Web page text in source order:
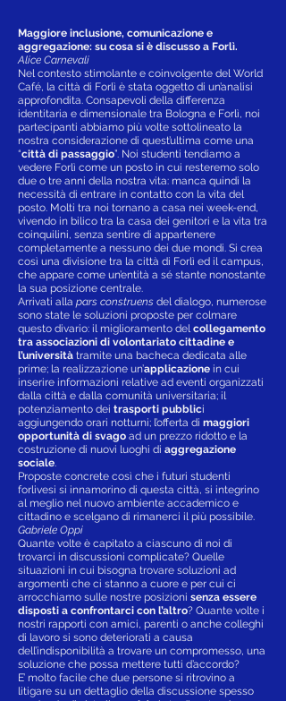
Maggiore inclusione, comunicazione e
aggregazione: su cosa si è discusso a Forlì.
Alice Carnevali
Nel contesto stimolante e coinvolgente del World
Café, la città di Forlì è stata oggetto di un’analisi
approfondita. Consapevoli della differenza
identitaria e dimensionale tra Bologna e Forlì, noi
partecipanti abbiamo più volte sottolineato la
nostra considerazione di quest’ultima come una
“città di passaggio”. Noi studenti tendiamo a
vedere Forlì come un posto in cui resteremo solo
due o tre anni della nostra vita: manca quindi la
necessità di entrare in contatto con la vita del
posto. Molti tra noi tornano a casa nei week-end,
vivendo in bilico tra la casa dei genitori e la vita tra
coinquilini, senza sentire di appartenere
completamente a nessuno dei due mondi. Si crea
così una divisione tra la città di Forlì ed il campus,
che appare come un’entità a sé stante nonostante
la sua posizione centrale.
Arrivati alla pars construens del dialogo, numerose
sono state le soluzioni proposte per colmare
questo divario: il miglioramento delcollegamento
tra associazioni di volontariato cittadine e
l’università tramite una bacheca dedicata alle
prime; la realizzazione un’applicazione in cui
inserire informazioni relative ad eventi organizzati
dalla città e dalla comunità universitaria; il
potenziamento dei trasporti pubblici
aggiungendo orari notturni; l’offerta di maggiori
opportunità di svago ad un prezzo ridotto e la
costruzione di nuovi luoghi di aggregazione
sociale.
Proposte concrete così che i futuri studenti
forlivesi si innamorino di questa città, si integrino
al meglio nel nuovo ambiente accademico e
cittadino e scelgano di rimanerci il più possibile.
Gabriele Oppi
Quante volte è capitato a ciascuno di noi di
trovarci in discussioni complicate? Quelle
situazioni in cui bisogna trovare soluzioni ad
argomenti che ci stanno a cuore e per cui ci
arrocchiamo sulle nostre posizioni senza essere
disposti a confrontarci con l’altro? Quante volte i
nostri rapporti con amici, parenti o anche colleghi
di lavoro si sono deteriorati a causa
dell’indisponibilità a trovare un compromesso, una
soluzione che possa mettere tutti d’accordo?
E’ molto facile che due persone si ritrovino a
litigare su un dettaglio della discussione spesso